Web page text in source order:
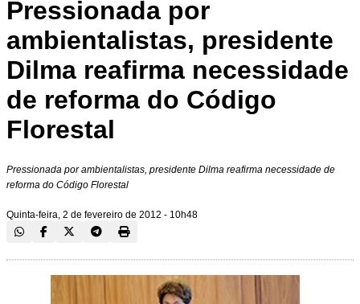
Pressionada por
ambientalistas, presidente
Dilma reafirma necessidade
de reforma do Código
Florestal
Pressionada por ambientalistas, presidente Dilma reafirma necessidade de
reforma do Código Florestal
Quinta-feira, 2 de fevereiro de 2012 - 10h48